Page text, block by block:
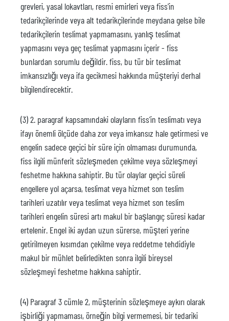
grevleri, yasal lokavtları, resmi emirleri veya fiss'in
tedarikçilerinde veya alt tedarikçilerinde meydana gelse bile
tedarikçilerin teslimat yapmamasını, yanlış teslimat
yapmasını veya geç teslimat yapmasını içerir - fiss
bunlardan sorumlu değildir. fiss, bu tür bir teslimat
imkansızlığı veya ifa gecikmesi hakkında müşteriyi derhal
bilgilendirecektir.
(3) 2. paragraf kapsamındaki olayların fiss'in teslimatı veya
ifayı önemli ölçüde daha zor veya imkansız hale getirmesi ve
engelin sadece geçici bir süre için olmaması durumunda,
fiss ilgili münferit sözleşmeden çekilme veya sözleşmeyi
feshetme hakkına sahiptir. Bu tür olaylar geçici süreli
engellere yol açarsa, teslimat veya hizmet son teslim
tarihleri uzatılır veya teslimat veya hizmet son teslim
tarihleri engelin süresi artı makul bir başlangıç süresi kadar
ertelenir. Engel iki aydan uzun sürerse, müşteri yerine
getirilmeyen kısımdan çekilme veya reddetme tehdidiyle
makul bir mühlet belirledikten sonra ilgili bireysel
sözleşmeyi feshetme hakkına sahiptir.
(4) Paragraf 3 cümle 2, müşterinin sözleşmeye aykırı olarak
işbirliği yapmaması, örneğin bilgi vermemesi, bir tedariki